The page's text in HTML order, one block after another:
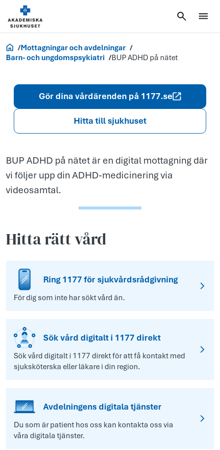
Akademiska.se
Mottagningar och avdelningar
Barn- och ungdomspsykiatri
BUP ADHD på nätet
nätet
Gör dina vårdärenden på 1177.se
Hitta till sjukhuset
BUP ADHD på nätet är en digital mottagning där
vi följer upp din ADHD‑medicinering via
videosamtal.
Hitta rätt vård
Ring 1177 för sjukvårdsrådgivning
För dig som inte har sökt vård än.
Sök vård digitalt i 1177 direkt
Sök vård digitalt i 1177 direkt för att få kontakt med
sjuksköterska eller läkare i din region.
Avdelningens digitala tjänster
Du som är patient hos oss kan kontakta oss via
våra digitala tjänster.